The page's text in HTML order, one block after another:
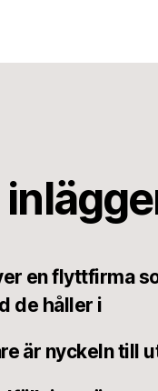
en flyttfirma
de håller i
är nyckeln till